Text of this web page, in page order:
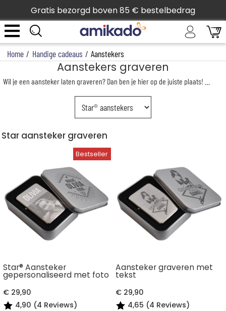
Gratis bezorgd boven 85 € bestelbedrag
Home / Handige cadeaus / Aanstekers
Aanstekers graveren
Wil je een aansteker laten graveren? Dan ben je hier op de juiste plaats!
Star aansteker graveren
Star® Aansteker
gepersonaliseerd met foto
€ 29,90
4,90 (4 Reviews)
Aansteker graveren met
tekst
€ 29,90
4,65 (4 Reviews)